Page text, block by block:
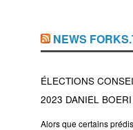
NEWS
ÉLECTIONS
2023 DANIEL BOERI
Alors que certains